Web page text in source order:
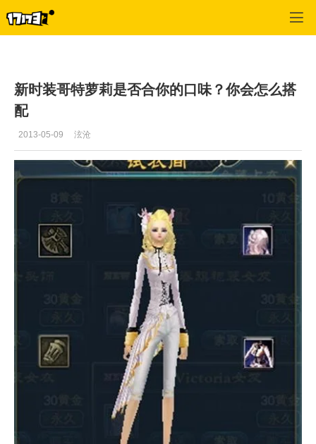
新时装哥特萝莉是否合你的口味？你会怎么搭
配
2013-05-09 泫沧